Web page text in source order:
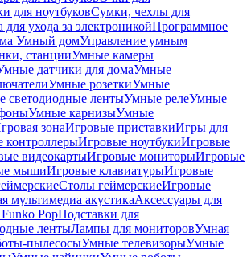
для ноутбуковСумки, чехлы для
для ухода за электроникойПрограммное
Умный домУправление умным
станцииУмные камеры
датчики для домаУмные
Умные розеткиУмные
светодиодные лентыУмные релеУмные
Умные карнизыУмные
зонаИгровые приставкиИгры для
контроллерыИгровые ноутбукиИгровые
видеокартыИгровые мониторыИгровые
мышиИгровые клавиатурыИгровые
Столы геймерскиеИгровые
мультимедиа акустикаАксессуары для
PopПодставки для
лентыЛампы для мониторовУмная
пылесосыУмные телевизорыУмные